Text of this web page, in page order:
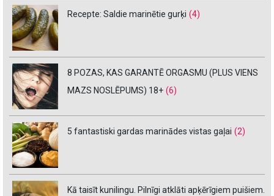
Recepte: Saldie marinētie gurķi (4)
8 POZAS, KAS GARANTĒ ORGASMU (PLUS VIENS
MAZS NOSLĒPUMS) 18+ (6)
5 fantastiski gardas marinādes vistas gaļai (2)
Kā taisīt kunilingu. Pilnīgi atklāti apķērīgiem puišiem.